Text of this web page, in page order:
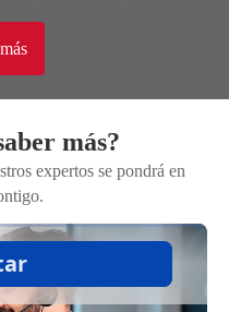
más?
expertos se pondrá en